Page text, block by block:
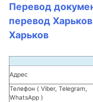
Перевод
перевод Харьков
Харьков
Адрес
Телефон ( Viber, Telegram,
WhatsApp )